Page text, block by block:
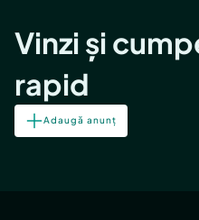
Vinzi și
rapid
Adaugă anunț